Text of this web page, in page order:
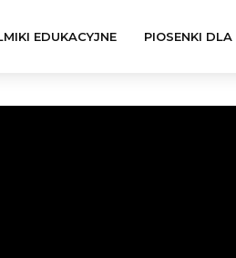
EDUKACYJNE PIOSENKI